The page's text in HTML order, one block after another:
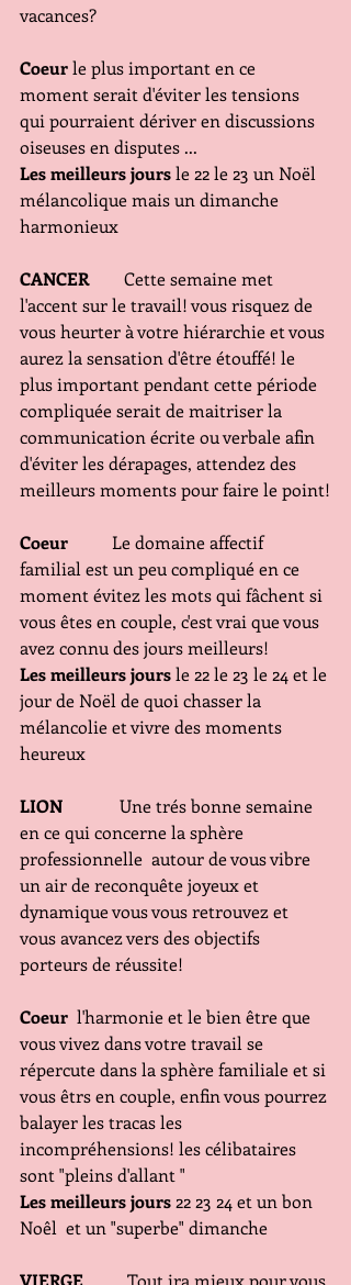
vacances?
Coeur le plus important en ce
moment serait d'éviter les tensions
qui pourraient dériver en discussions
oiseuses en disputes ...
Les meilleurs jours le 22 le 23 un Noël
mélancolique mais un dimanche
harmonieux
CANCER
        Cette semaine met
l'accent sur le travail! vous risquez de
vous heurter à votre hiérarchie et vous
aurez la sensation d'être étouffé! le
plus important pendant cette période
compliquée serait de maitriser la
communication écrite ou verbale afin
d'éviter les dérapages, attendez des
meilleurs moments pour faire le point!
Coeur
          Le domaine affectif
familial est un peu compliqué en ce
moment évitez les mots qui fâchent si
vous êtes en couple, c'est vrai que vous
avez connu des jours meilleurs!
Les meilleurs jours le 22 le 23 le 24 et le
jour de Noël de quoi chasser la
mélancolie et vivre des moments
heureux
LION
             Une trés bonne semaine
en ce qui concerne la sphère
professionnelle  autour de vous vibre
un air de reconquête joyeux et
dynamique vous vous retrouvez et
vous avancez vers des objectifs
porteurs de réussite!
Coeur
  l'harmonie et le bien être que
vous vivez dans votre travail se
répercute dans la sphère familiale et si
vous êtrs en couple, enfin vous pourrez
balayer les tracas les
incompréhensions! les célibataires
sont "pleins d'allant "
Les meilleurs jours 22 23 24 et un bon
Noêl  et un "superbe" dimanche
VIERGE
          Tout ira mieux pour vous